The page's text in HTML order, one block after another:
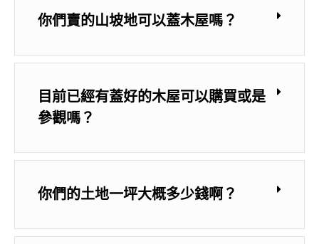
你們賣的山坡地可以蓋木屋嗎？
目前已經有蓋好的木屋可以購買或是
參觀嗎？
你們的土地一坪大概多少錢啊？